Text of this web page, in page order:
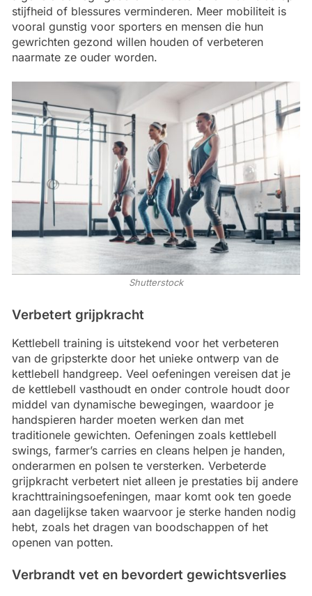
stijfheid of blessures verminderen. Meer mobiliteit is
vooral gunstig voor sporters en mensen die hun
gewrichten gezond willen houden of verbeteren
naarmate ze ouder worden.
Shutterstock
Verbetert grijpkracht
Kettlebell training is uitstekend voor het verbeteren
van de gripsterkte door het unieke ontwerp van de
kettlebell handgreep. Veel oefeningen vereisen dat je
de kettlebell vasthoudt en onder controle houdt door
middel van dynamische bewegingen, waardoor je
handspieren harder moeten werken dan met
traditionele gewichten. Oefeningen zoals kettlebell
swings, farmer’s carries en cleans helpen je handen,
onderarmen en polsen te versterken. Verbeterde
grijpkracht verbetert niet alleen je prestaties bij andere
krachttrainingsoefeningen, maar komt ook ten goede
aan dagelijkse taken waarvoor je sterke handen nodig
hebt, zoals het dragen van boodschappen of het
openen van potten.
Verbrandt vet en bevordert gewichtsverlies